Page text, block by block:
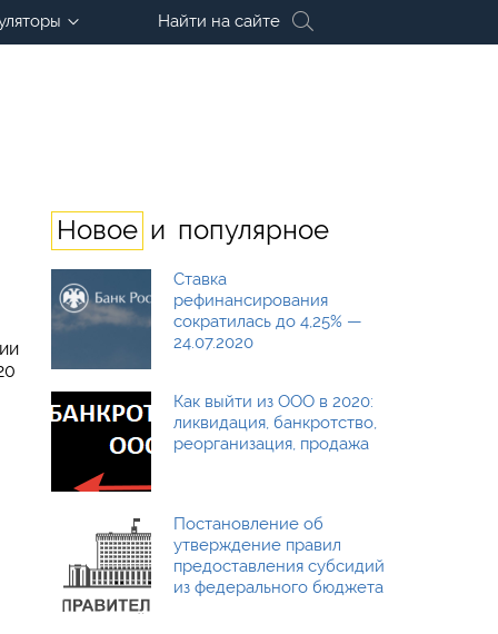
Найти на сайте
Новое и популярное
Ставка
рефинансирования
сократилась до 4,25% —
24.07.2020
Как выйти из ООО в 2020:
ликвидация, банкротство,
реорганизация, продажа
Постановление об
утверждение правил
предоставления субсидий
из федерального бюджета